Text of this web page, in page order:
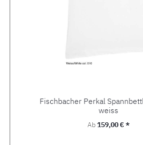
Fischbacher Perkal
weiss
Regulärer Preis:
Ab159,00 € *